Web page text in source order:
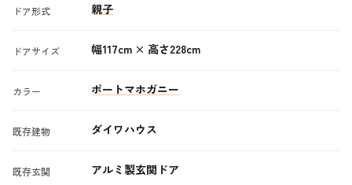
ドア形式 親子
ドアサイズ 幅117cm × 高さ228cm
カラー ポートマホガニー
既存建物 ダイワハウス
既存玄関 アルミ製玄関ドア